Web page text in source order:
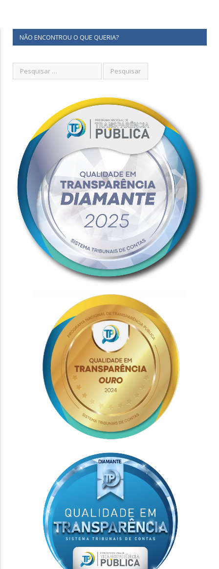
NÃO ENCONTROU O QUE QUERIA?